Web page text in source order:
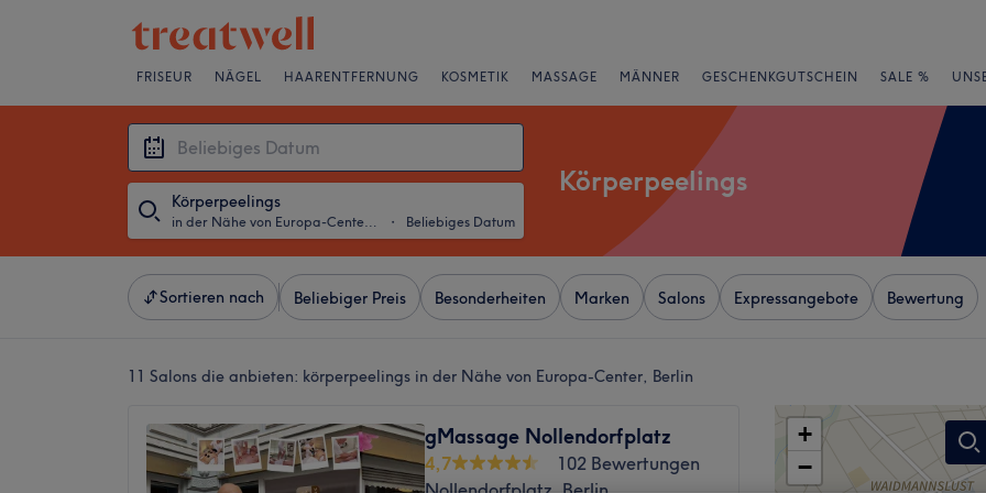
FRISEUR NÄGEL HAARENTFERNUNG KOSMETIK MASSAGE MÄNNER GESCHENKGUTSCHEIN SALE %
Körperpeelings
in der Nähe von Europa-Center, Berlin ・ Beliebiges Datum
Körperpeelings
Sortieren nach Beliebiger Preis Besonderheiten Marken Salons Expressangebote Bewertung
11 Salons die anbieten: körperpeelings in der Nähe von Europa-Center, Berlin
gMassage Nollendorfplatz
4,7
102 Bewertungen
+
−